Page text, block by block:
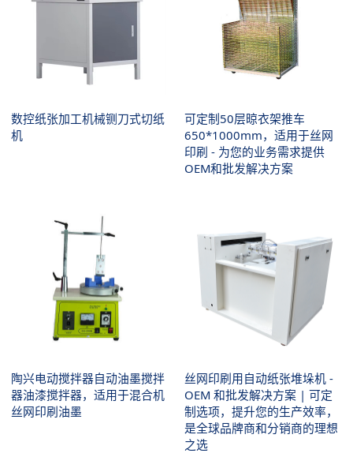
数控纸张加工机械铡刀式切纸
机
可定制50层晾衣架推车
650*1000mm，适用于丝网
印刷 - 为您的业务需求提供
OEM和批发解决方案
陶兴电动搅拌器自动油墨搅拌
器油漆搅拌器，适用于混合机
丝网印刷油墨
丝网印刷用自动纸张堆垛机 -
OEM 和批发解决方案 | 可定
制选项，提升您的生产效率，
是全球品牌商和分销商的理想
之选